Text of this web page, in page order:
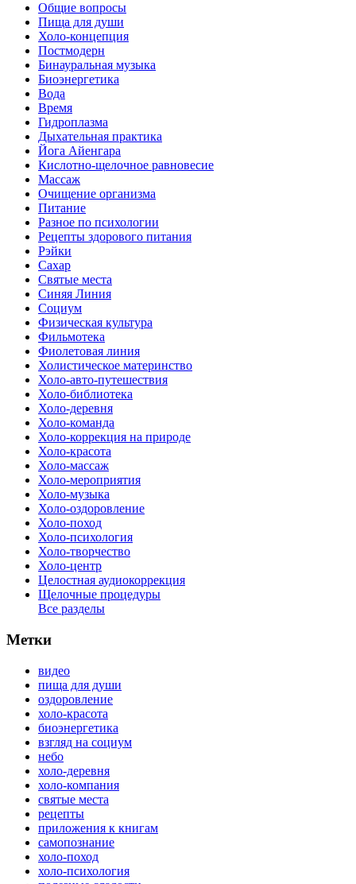
Общие вопросы
Пища для души
Холо-концепция
Постмодерн
Бинауральная музыка
Биоэнергетика
Вода
Время
Гидроплазма
Дыхательная практика
Йога Айенгара
Кислотно-щелочное равновесие
Массаж
Очищение организма
Питание
Разное по психологии
Рецепты здорового питания
Рэйки
Сахар
Святые места
Синяя Линия
Социум
Физическая культура
Фильмотека
Фиолетовая линия
Холистическое материнство
Холо-авто-путешествия
Холо-библиотека
Холо-деревня
Холо-команда
Холо-коррекция на природе
Холо-красота
Холо-массаж
Холо-мероприятия
Холо-музыка
Холо-оздоровление
Холо-поход
Холо-психология
Холо-творчество
Холо-центр
Целостная аудиокоррекция
Щелочные процедуры
Все разделы
Метки
видео
пища для души
оздоровление
холо-красота
биоэнергетика
взгляд на социум
небо
холо-деревня
холо-компания
святые места
рецепты
приложения к книгам
самопознание
холо-поход
холо-психология